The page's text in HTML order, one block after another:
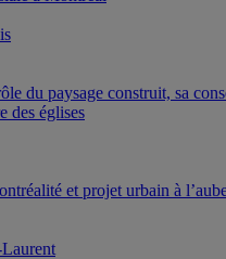
du paysage construit, sa
des églises
et projet urbain à